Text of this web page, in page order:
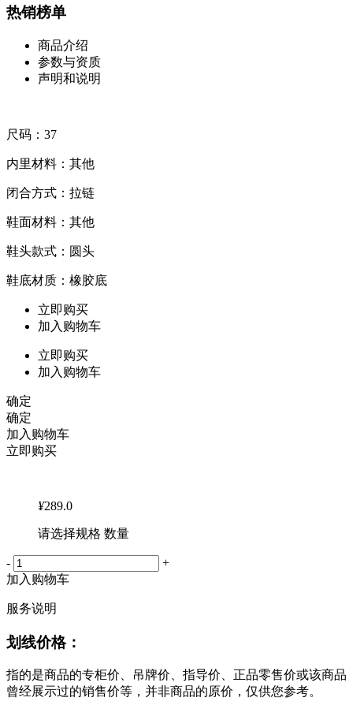
热销榜单
商品介绍
参数与资质
声明和说明
尺码：37
内里材料：其他
闭合方式：拉链
鞋面材料：其他
鞋头款式：圆头
鞋底材质：橡胶底
立即购买
加入购物车
立即购买
加入购物车
确定
确定
加入购物车
立即购买
¥289.0
请选择规格 数量
-
+
加入购物车
服务说明
划线价格：
指的是商品的专柜价、吊牌价、指导价、正品零售价或该商品
曾经展示过的销售价等，并非商品的原价，仅供您参考。